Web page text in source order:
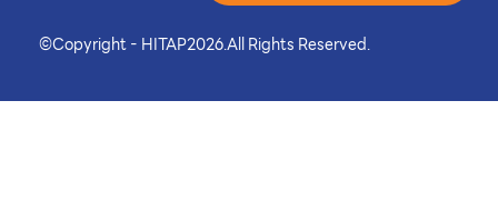
©Copyright - HITAP2026.All Rights Reserved.